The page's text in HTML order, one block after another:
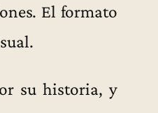
El formato
su historia, y